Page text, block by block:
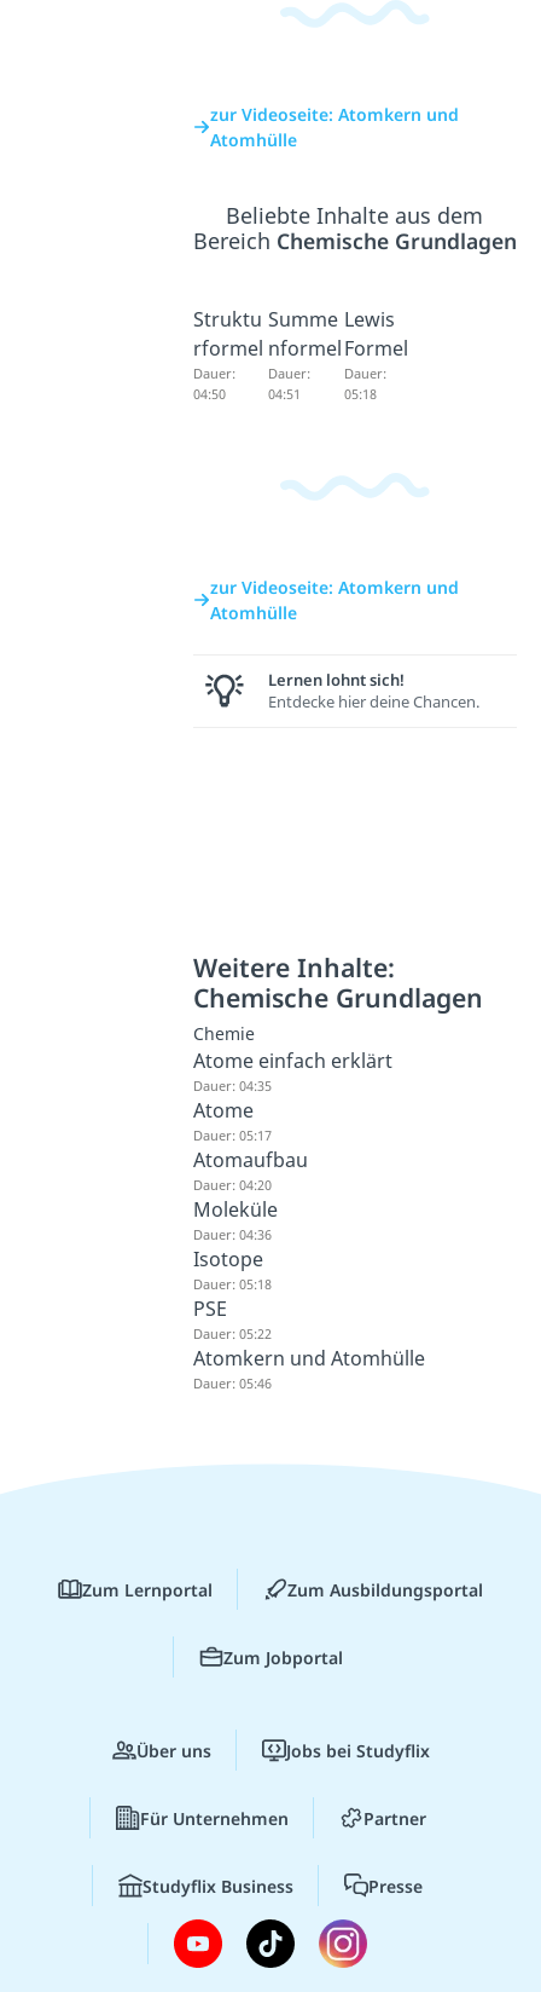
zur Videoseite: Atomkern und
Atomhülle
Beliebte Inhalte aus dem
Bereich Chemische Grundlagen
Struktu
rformel
Dauer:
04:50
Summe
nformel
Dauer:
04:51
Lewis
Formel
Dauer:
05:18
zur Videoseite: Atomkern und
Atomhülle
Lernen lohnt sich!
Entdecke hier deine Chancen.
Weitere Inhalte:
Chemische Grundlagen
Chemie
Atome einfach erklärt
Dauer: 04:35
Atome
Dauer: 05:17
Atomaufbau
Dauer: 04:20
Moleküle
Dauer: 04:36
Isotope
Dauer: 05:18
PSE
Dauer: 05:22
Atomkern und Atomhülle
Dauer: 05:46
Zum Lernportal Zum Ausbildungsportal
Zum Jobportal
Über uns Jobs bei Studyflix
Für Unternehmen Partner
Studyflix Business Presse